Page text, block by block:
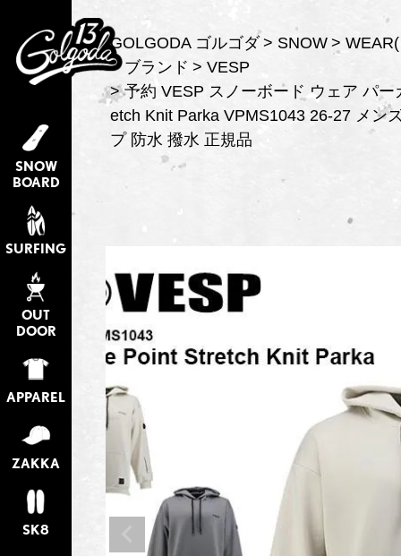
SNOW
BOARD
SURFING
OUT
DOOR
APPAREL
ZAKKA
SK8
GOLGODA ゴルゴダ SNOW
ブランド
VESP
予約 VESP スノーボード ウェア パ
etch Knit Parka VPMS1043 26-27 メン
プ 防水 撥水 正規品